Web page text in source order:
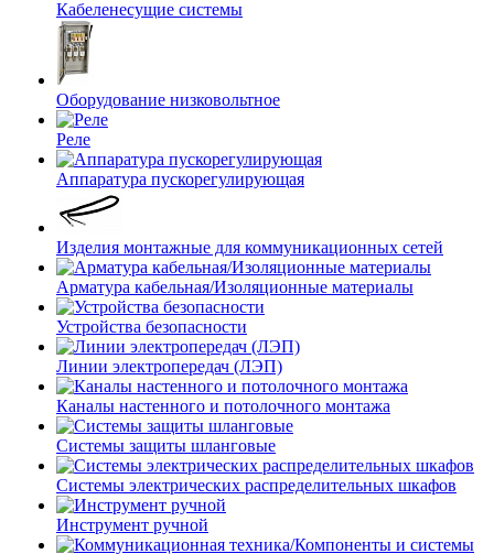
Кабеленесущие системы
Оборудование низковольтное
Реле
Аппаратура пускорегулирующая
Изделия монтажные для коммуникационных сетей
Арматура кабельная/Изоляционные материалы
Устройства безопасности
Линии электропередач (ЛЭП)
Каналы настенного и потолочного монтажа
Системы защиты шланговые
Системы электрических распределительных шкафов
Инструмент ручной